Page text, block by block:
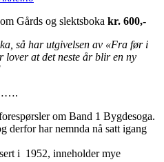
Gårds og slektsboka kr. 600,-
så har utgivelsen av «Fra før i
lover at det neste år blir en ny
om Band 1 Bygdesoga.
derfor har nemnda nå satt igang
i 1952, inneholder mye